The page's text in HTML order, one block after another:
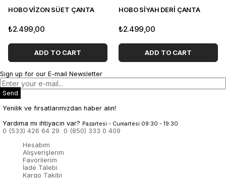
HOBO VİZON SÜET ÇANTA
₺2.499,00
ADD TO CART
HOBO SİYAH DERİ ÇANTA
₺2.499,00
ADD TO CART
Sign up for our E-mail Newsletter
Send
Yenilik ve fırsatlarımızdan haber alın!
Yardıma mı ihtiyacın var? Pazartesi - Cumartesi 09:30 - 19:30
0 (533) 426 64 29
0 (850) 333 0 409
Hesabım
Alışverişlerim
Favorilerim
İade Talebi
Kargo Takibi